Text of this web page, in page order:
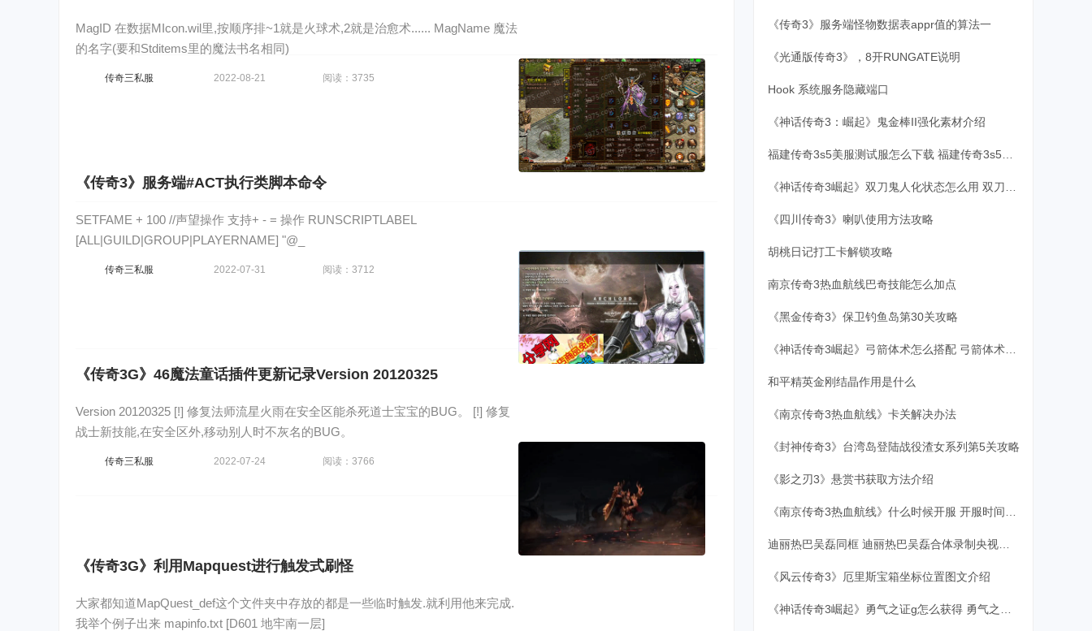
MagID 在数据MIcon.wil里,按顺序排~1就是火球术,2就是治愈术...... MagName 魔法
的名字(要和Stditems里的魔法书名相同)
传奇三私服 2022-08-21 阅读：3735
《传奇3》服务端#ACT执行类脚本命令
SETFAME + 100 //声望操作 支持+ - = 操作 RUNSCRIPTLABEL
[ALL|GUILD|GROUP|PLAYERNAME] "@_
传奇三私服 2022-07-31 阅读：3712
《传奇3G》46魔法童话插件更新记录Version 20120325
Version 20120325 [!] 修复法师流星火雨在安全区能杀死道士宝宝的BUG。 [!] 修复
战士新技能,在安全区外,移动别人时不灰名的BUG。
传奇三私服 2022-07-24 阅读：3766
《传奇3G》利用Mapquest进行触发式刷怪
大家都知道MapQuest_def这个文件夹中存放的都是一些临时触发.就利用他来完成.
我举个例子出来 mapinfo.txt [D601 地牢南一层]
《传奇3》服务端怪物数据表appr值的算法一
《光通版传奇3》，8开RUNGATE说明
Hook 系统服务隐藏端口
《神话传奇3：崛起》鬼金棒II强化素材介绍
《四川传奇3》喇叭使用方法攻略
胡桃日记打工卡解锁攻略
南京传奇3热血航线巴奇技能怎么加点
《黑金传奇3》保卫钓鱼岛第30关攻略
《神话传奇3崛起》弓箭体术怎么搭配 弓箭体术搭配指南
和平精英金刚结晶作用是什么
《南京传奇3热血航线》卡关解决办法
《封神传奇3》台湾岛登陆战役渣女系列第5关攻略
《影之刃3》悬赏书获取方法介绍
迪丽热巴吴磊同框 迪丽热巴吴磊合体录制央视五四晚会
《风云传奇3》厄里斯宝箱坐标位置图文介绍